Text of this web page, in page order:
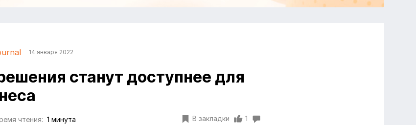
14 января 2022
станут доступнее для
чтения: 1 минута В закладки 1